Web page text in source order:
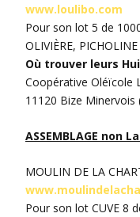
www.loulibo.com
Pour son lot 5 de
OLIVIÈRE, PICHOLINE
Où trouver leurs
Coopérative Oléïcole
11120 Bize Minervois
ASSEMBLAGE non
MOULIN DE LA
Pour son lot CUVE 8